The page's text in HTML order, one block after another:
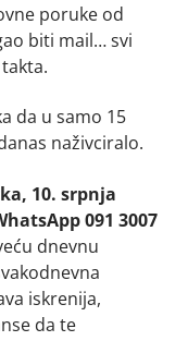
poruke od
biti mail… svi
da u samo 15
naživciralo.
10. srpnja
091 3007
dnevnu
iskrenija,
da te